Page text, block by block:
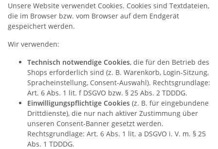
Unsere Website verwendet Cookies. Cookies sind Textdateien,
die im Browser bzw. vom Browser auf dem Endgerät
gespeichert werden.
Wir verwenden:
Technisch notwendige Cookies, die für den Betrieb des
Shops erforderlich sind (z. B. Warenkorb, Login-Sitzung,
Spracheinstellung, Consent-Auswahl). Rechtsgrundlage:
Art. 6 Abs. 1 lit. f DSGVO bzw. § 25 Abs. 2 TDDDG.
Einwilligungspflichtige Cookies (z. B. für eingebundene
Drittdienste), die nur nach aktiver Zustimmung über
unseren Consent-Banner gesetzt werden.
Rechtsgrundlage: Art. 6 Abs. 1 lit. a DSGVO i. V. m. § 25
Abs. 1 TDDDG.